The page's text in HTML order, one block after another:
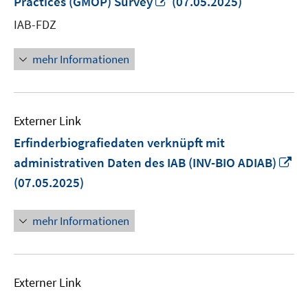
IAB-FDZ
mehr Informationen
Externer Link
Erfinderbiografiedaten verknüpft mit
administrativen Daten des IAB (INV-BIO ADIAB)
(07.05.2025)
mehr Informationen
Externer Link